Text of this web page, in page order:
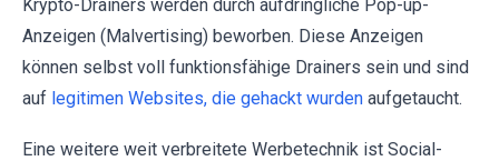
Krypto-Drainers werden durch aufdringliche Pop-up-
Anzeigen (Malvertising) beworben. Diese Anzeigen
können selbst voll funktionsfähige Drainers sein und sind
auf legitimen Websites, die gehackt wurden aufgetaucht.
Eine weitere weit verbreitete Werbetechnik ist Social-